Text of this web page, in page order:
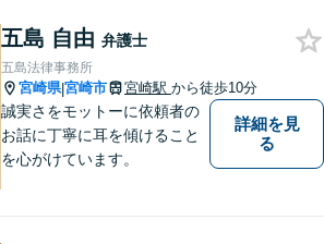
Eやメールでの対応も可能です
【メガドンキ隣】
五島 自由 弁護士
五島法律事務所
宮崎県|宮崎市 宮崎駅 から徒歩10分
誠実さをモットーに依頼者の
お話に丁寧に耳を傾けること
を心がけています。
詳細を見
る